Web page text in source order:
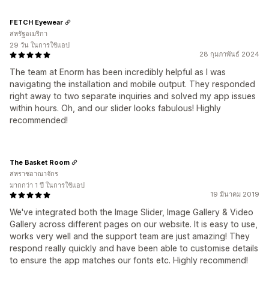
28 กุมภาพันธ์ 2024
The team at Enorm has been incredibly helpful as I was
navigating the installation and mobile output. They responded
right away to two separate inquiries and solved my app issues
within hours. Oh, and our slider looks fabulous! Highly
recommended!
FETCH Eyewear
สหรัฐอเมริกา
29 วัน ในการใช้แอป
19 มีนาคม 2019
We've integrated both the Image Slider, Image Gallery & Video
Gallery across different pages on our website. It is easy to use,
works very well and the support team are just amazing! They
respond really quickly and have been able to customise details
to ensure the app matches our fonts etc. Highly recommend!
The Basket Room
สหราชอาณาจักร
มากกว่า 1 ปี ในการใช้แอป